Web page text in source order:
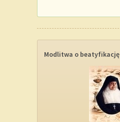
Modlitwa o beatyfikację